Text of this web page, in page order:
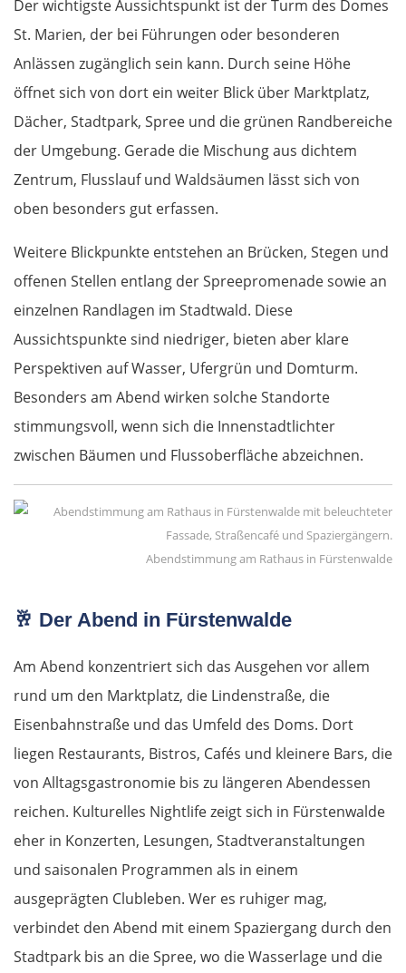
Der wichtigste Aussichtspunkt ist der Turm des Domes
St. Marien, der bei Führungen oder besonderen
Anlässen zugänglich sein kann. Durch seine Höhe
öffnet sich von dort ein weiter Blick über Marktplatz,
Dächer, Stadtpark, Spree und die grünen Randbereiche
der Umgebung. Gerade die Mischung aus dichtem
Zentrum, Flusslauf und Waldsäumen lässt sich von
oben besonders gut erfassen.
Weitere Blickpunkte entstehen an Brücken, Stegen und
offenen Stellen entlang der Spreepromenade sowie an
einzelnen Randlagen im Stadtwald. Diese
Aussichtspunkte sind niedriger, bieten aber klare
Perspektiven auf Wasser, Ufergrün und Domturm.
Besonders am Abend wirken solche Standorte
stimmungsvoll, wenn sich die Innenstadtlichter
zwischen Bäumen und Flussoberfläche abzeichnen.
Abendstimmung am Rathaus in Fürstenwalde
🥂 Der Abend in Fürstenwalde
Am Abend konzentriert sich das Ausgehen vor allem
rund um den Marktplatz, die Lindenstraße, die
Eisenbahnstraße und das Umfeld des Doms. Dort
liegen Restaurants, Bistros, Cafés und kleinere Bars, die
von Alltagsgastronomie bis zu längeren Abendessen
reichen. Kulturelles Nightlife zeigt sich in Fürstenwalde
eher in Konzerten, Lesungen, Stadtveranstaltungen
und saisonalen Programmen als in einem
ausgeprägten Clubleben. Wer es ruhiger mag,
verbindet den Abend mit einem Spaziergang durch den
Stadtpark bis an die Spree, wo die Wasserlage und die